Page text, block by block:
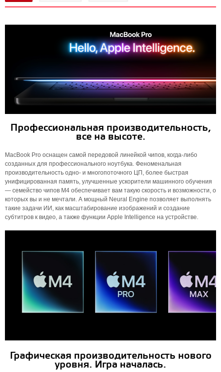
Профессиональная производительность,
все на высоте.
MacBook Pro оснащен самой передовой линейкой чипов, когда-либо
созданных для профессионального ноутбука. Феноменальная
производительность одно- и многопоточного ЦП, более быстрая
унифицированная память, улучшенные ускорители машинного обучения
— семейство чипов M4 обеспечивает вам такую ​​скорость и возможности, о
которых вы и не мечтали. А мощный Neural Engine позволяет выполнять
такие задачи ИИ, как масштабирование изображений и создание
субтитров к видео, а также функции Apple Intelligence на устройстве.
Графическая производительность нового
уровня. Игра началась.